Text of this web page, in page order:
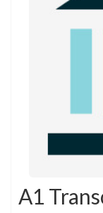
A1